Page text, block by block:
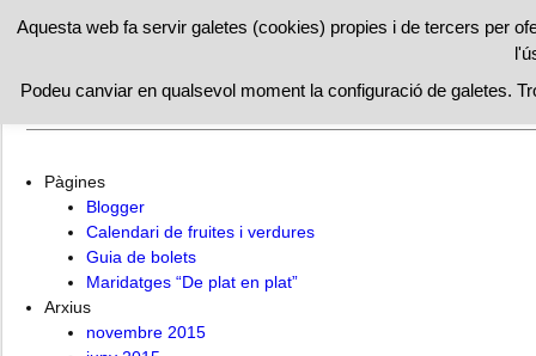
Inici Maridatges “De plat en plat”
Institut Català Cuina
Pàgines
Blogger
Calendari de fruites i verdures
Guia de bolets
Maridatges “De plat en plat”
Arxius
novembre 2015
Aquesta web fa servir galetes (cookies) propies i de tercers per
Podeu canviar en qualsevol moment la configuració de galetes.